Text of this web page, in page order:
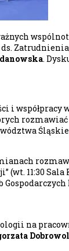
Zatrudnienia,
.
i współpracy
11:30
na